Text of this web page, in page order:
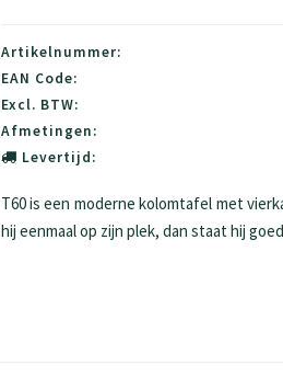
Artikelnummer:
EAN Code:
Excl. BTW:
Afmetingen:
Levertijd:
T60 is een moderne kolomtafel met
hij eenmaal op zijn plek, dan staat hij